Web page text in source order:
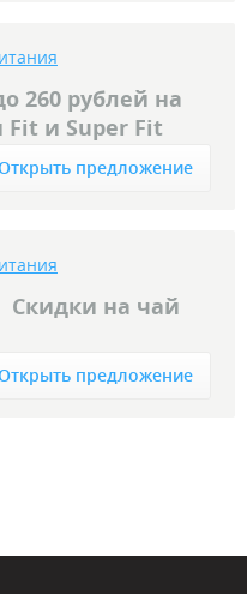
260 рублей на
и Super Fit
предложение
Скидки на чай
предложение